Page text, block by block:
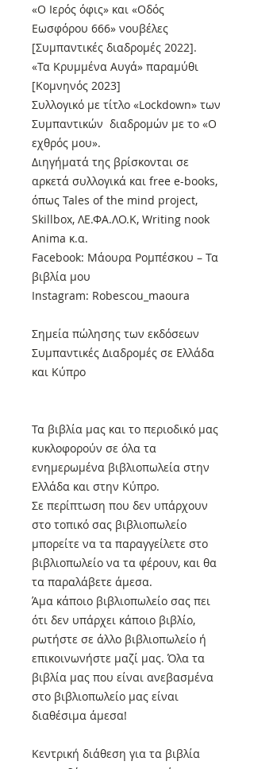
«Ο Ιερός όφις» και «Οδός
Εωσφόρου 666» νουβέλες
[Συμπαντικές διαδρομές 2022].
«Τα Κρυμμένα Αυγά» παραμύθι
[Κομνηνός 2023]
Συλλογικό με τίτλο «Lockdown» των
Συμπαντικών διαδρομών με το «Ο
εχθρός μου».
Διηγήματά της βρίσκονται σε
αρκετά συλλογικά και free e-books,
όπως Tales of the mind project,
Skillbox, ΛΕ.ΦΑ.ΛΟ.Κ, Writing nook
Anima κ.α.
Facebook: Μάουρα Ρομπέσκου – Τα
βιβλία μου
Instagram: Robescou_maoura
Σημεία πώλησης των εκδόσεων
Συμπαντικές Διαδρομές σε Ελλάδα
και Κύπρο
Τα βιβλία μας και το περιοδικό μας
κυκλοφορούν σε όλα τα
ενημερωμένα βιβλιοπωλεία στην
Ελλάδα και στην Κύπρο.
Σε περίπτωση που δεν υπάρχουν
στο τοπικό σας βιβλιοπωλείο
μπορείτε να τα παραγγείλετε στο
βιβλιοπωλείο να τα φέρουν, και θα
τα παραλάβετε άμεσα.
Άμα κάποιο βιβλιοπωλείο σας πει
ότι δεν υπάρχει κάποιο βιβλίο,
ρωτήστε σε άλλο βιβλιοπωλείο ή
επικοινωνήστε μαζί μας. Όλα τα
βιβλία μας που είναι ανεβασμένα
στο βιβλιοπωλείο μας είναι
διαθέσιμα άμεσα!
Κεντρική διάθεση για τα βιβλία